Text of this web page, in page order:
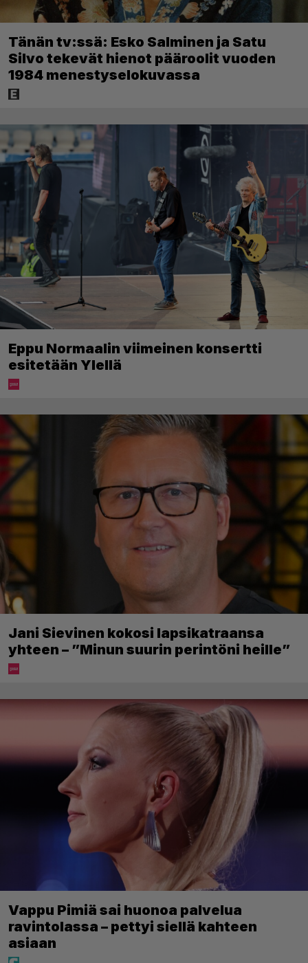
Tänän tv:ssä: Esko Salminen ja Satu
Silvo tekevät hienot pääroolit vuoden
1984 menestyselokuvassa
Eppu Normaalin viimeinen konsertti
esitetään Ylellä
Jani Sievinen kokosi lapsikatraansa
yhteen – ”Minun suurin perintöni heille”
Vappu Pimiä sai huonoa palvelua
ravintolassa – pettyi siellä kahteen
asiaan